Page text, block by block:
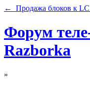
← Продажа блоков к
Форум
Razborka
»